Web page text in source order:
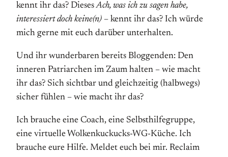
kennt ihr das? DiesesAch, was ich zu sagen habe,
interessiert doch keine(n) – kennt ihr das? Ich würde
mich gerne mit euch darüber unterhalten.
Und ihr wunderbaren bereits Bloggenden: Den
inneren Patriarchen im Zaum halten – wie macht
ihr das? Sich sichtbar und gleichzeitig (halbwegs)
sicher fühlen – wie macht ihr das?
Ich brauche eine Coach, eine Selbsthilfegruppe,
eine virtuelle Wolkenkuckucks-WG-Küche. Ich
brauche eure Hilfe. Meldet euch bei mir. Reclaim